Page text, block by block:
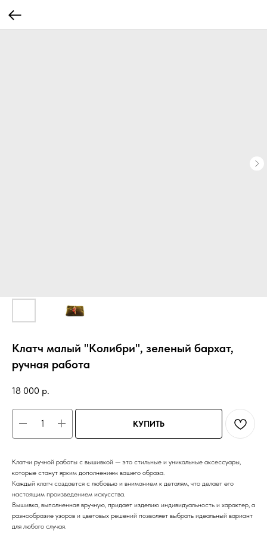
Клатч малый "Колибри", зеленый бархат,
ручная работа
18 000 р.
КУПИТЬ
Клатчи ручной работы с вышивкой — это стильные и уникальные аксессуары,
которые станут ярким дополнением вашего образа.
Каждый клатч создается с любовью и вниманием к деталям, что делает его
настоящим произведением искусства.
Вышивка, выполненная вручную, придает изделию индивидуальность и характер, а
разнообразие узоров и цветовых решений позволяет выбрать идеальный вариант
для любого случая.